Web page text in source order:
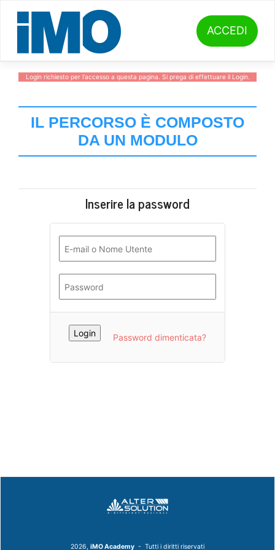
content
ACCEDI
Login richiesto per l'accesso a questa pagina. Si prega di effettuare il Login.
IL PERCORSO È COMPOSTO
DA UN MODULO
Inserire la password
Password dimenticata?
2026, iMO Academy - Tutti i diritti riservati